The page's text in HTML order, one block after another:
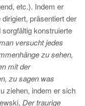
etc.). Indem er
präsentiert der
konstruierte
versucht jedes
zu sehen,
mit der
zu sagen was
ziehen, indem er sich
Der traurige